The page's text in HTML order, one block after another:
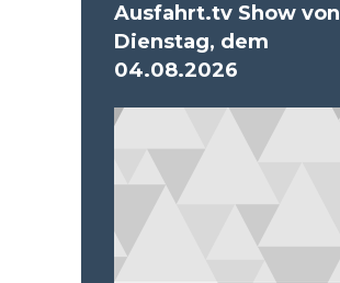
Ausfahrt.tv Show von
Dienstag, dem
04.08.2026